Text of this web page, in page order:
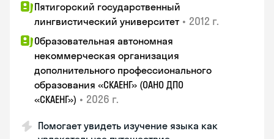
Пятигорский государственный
лингвистический университет • 2012 г.
Образовательная автономная
некоммерческая организация
дополнительного профессионального
образования «СКАЕНГ» (ОАНО ДПО
«СКАЕНГ») • 2026 г.
Помогает увидеть изучение языка как